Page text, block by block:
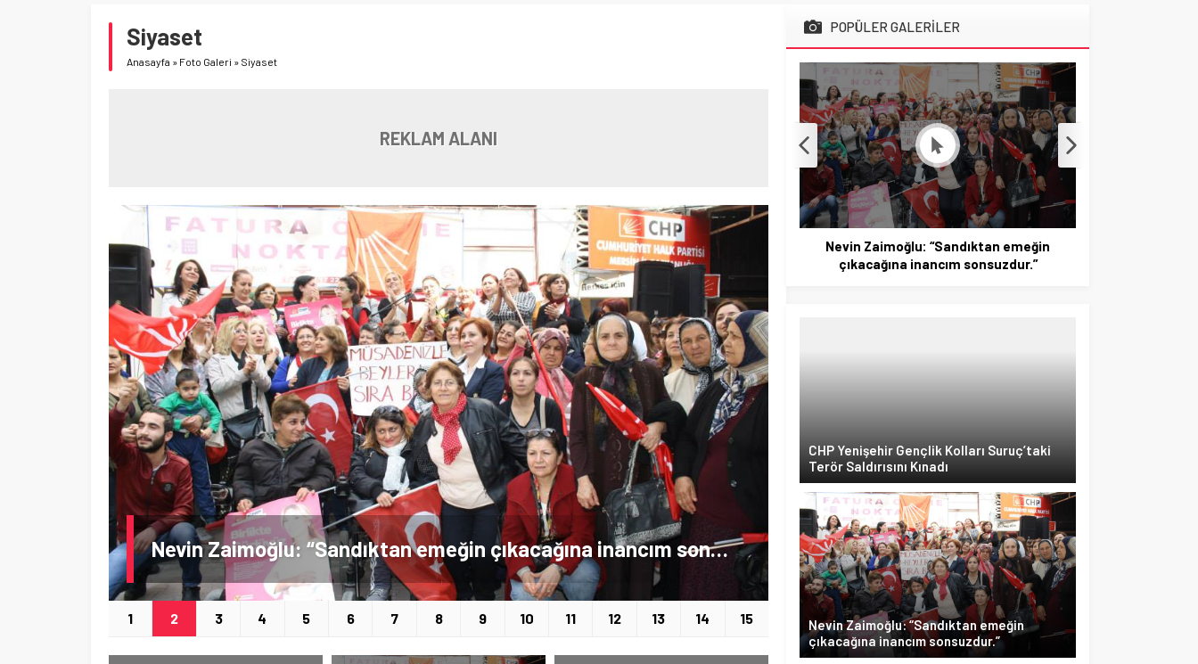
Siyaset
Anasayfa » Foto Galeri » Siyaset
REKLAM ALANI
Nevin Zaimoğlu: “Sandıktan emeğin çıkacağına inancım sonsuzdur.” CHP Taşeronu Kaldırdı!
1 2 3 4 5 6 7 8 9 10 11 12 13 14 15
POPÜLER GALERİLER
CHP Yenişehir Gençlik Kolları Suruç’taki
Terör Saldırısını Kınadı
Nevin Zaimoğlu: “Sandıktan emeğin
çıkacağına inancım sonsuzdur.”
CHP Yenişehir Gençlik Kolları Suruç’taki
Terör Saldırısını Kınadı
Nevin Zaimoğlu: “Sandıktan emeğin
çıkacağına inancım sonsuzdur.”